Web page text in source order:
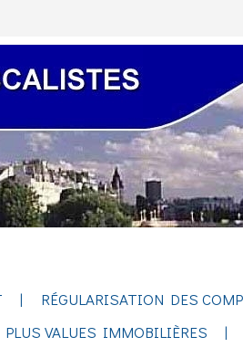
RÉGULARISATION DES
PLUS VALUES IMMOBILIÈRES